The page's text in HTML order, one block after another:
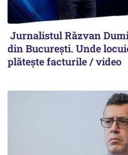
Jurnalistul Răzvan
din București. Unde
plătește facturile / video